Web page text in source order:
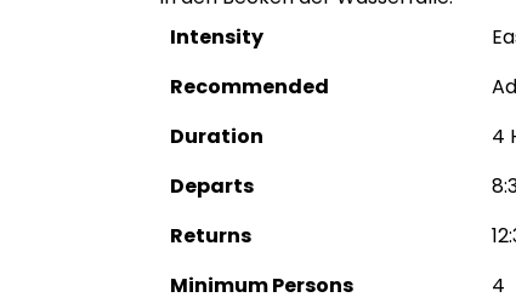
Intensity
Recommended
Duration
4
Departs
Returns
Minimum Persons
4